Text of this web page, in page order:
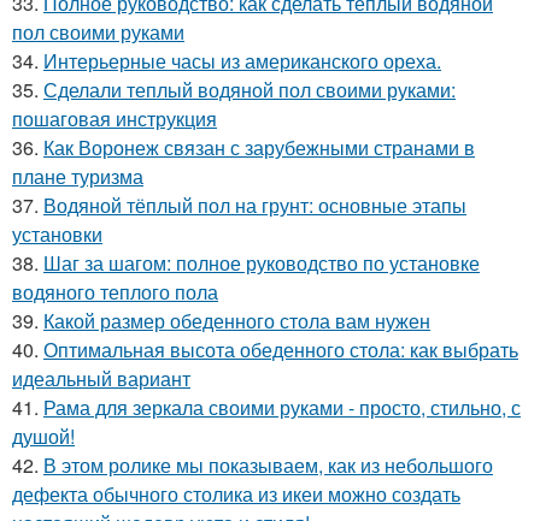
пол своими руками
34. Интерьерные часы из американского ореха.
35. Сделали теплый водяной пол своими руками:
пошаговая инструкция
36. Как Воронеж связан с зарубежными странами в
плане туризма
37. Водяной тёплый пол на грунт: основные этапы
установки
38. Шаг за шагом: полное руководство по установке
водяного теплого пола
39. Какой размер обеденного стола вам нужен
40. Оптимальная высота обеденного стола: как выбрать
идеальный вариант
41. Рама для зеркала своими руками - просто, стильно, с
душой!
42. В этом ролике мы показываем, как из небольшого
дефекта обычного столика из икеи можно создать